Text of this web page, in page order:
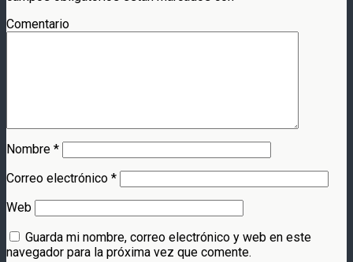
Comentario
Nombre *
Correo electrónico *
Web
Guarda mi nombre, correo electrónico y web en este
navegador para la próxima vez que comente.